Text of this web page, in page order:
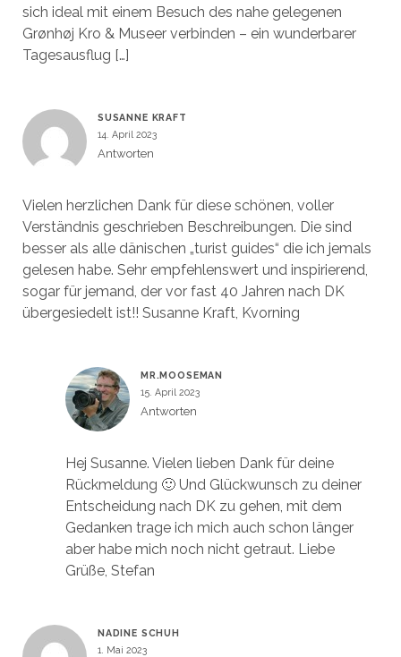
sich ideal mit einem Besuch des nahe gelegenen
Grønhøj Kro & Museer verbinden – ein wunderbarer
Tagesausflug […]
SUSANNE KRAFT
14. April 2023
Antworten
Vielen herzlichen Dank für diese schönen, voller
Verständnis geschrieben Beschreibungen. Die sind
besser als alle dänischen „turist guides“ die ich jemals
gelesen habe. Sehr empfehlenswert und inspirierend,
sogar für jemand, der vor fast 40 Jahren nach DK
übergesiedelt ist!! Susanne Kraft, Kvorning
MR.MOOSEMAN
15. April 2023
Antworten
Hej Susanne. Vielen lieben Dank für deine
Rückmeldung 🙂 Und Glückwunsch zu deiner
Entscheidung nach DK zu gehen, mit dem
Gedanken trage ich mich auch schon länger
aber habe mich noch nicht getraut. Liebe
Grüße, Stefan
NADINE SCHUH
1. Mai 2023